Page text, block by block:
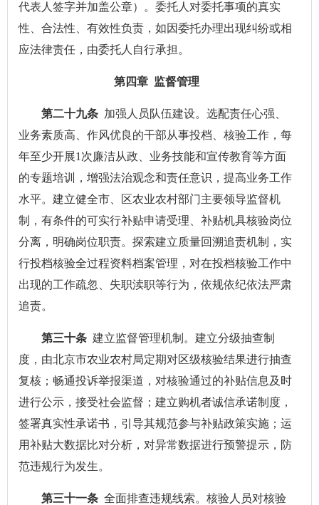
代表人签字并加盖公章）。委托人对委托事项的真实
性、合法性、有效性负责，如因委托办理出现纠纷或相
应法律责任，由委托人自行承担。
第四章 监督管理
第二十九条 加强人员队伍建设。选配责任心强、
业务素质高、作风优良的干部从事投档、核验工作，每
年至少开展1次廉洁从政、业务技能和宣传教育等方面
的专题培训，增强法治观念和责任意识，提高业务工作
水平。建立健全市、区农业农村部门主要领导监督机
制，有条件的可实行补贴申请受理、补贴机具核验岗位
分离，明确岗位职责。探索建立质量回溯追责机制，实
行投档核验全过程资料档案管理，对在投档核验工作中
出现的工作疏忽、失职渎职等行为，依规依纪依法严肃
追责。
第三十条 建立监督管理机制。建立分级抽查制
度，由北京市农业农村局定期对区级核验结果进行抽查
复核；畅通投诉举报渠道，对核验通过的补贴信息及时
进行公示，接受社会监督；建立购机者诚信承诺制度，
签署真实性承诺书，引导其规范参与补贴政策实施；运
用补贴大数据比对分析，对异常数据进行预警提示，防
范违规行为发生。
第三十一条 全面排查违规线索。核验人员对核验